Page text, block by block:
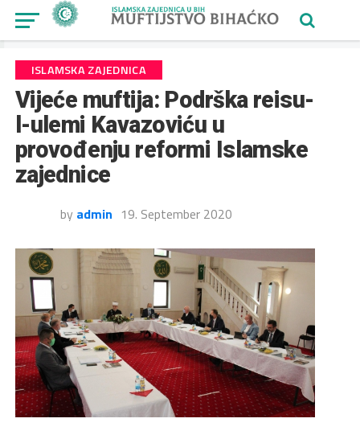
ISLAMSKA ZAJEDNICA
Vijeće muftija: Podrška reisu-
l-ulemi Kavazoviću u
provođenju reformi Islamske
zajednice
by admin 19. September 2020